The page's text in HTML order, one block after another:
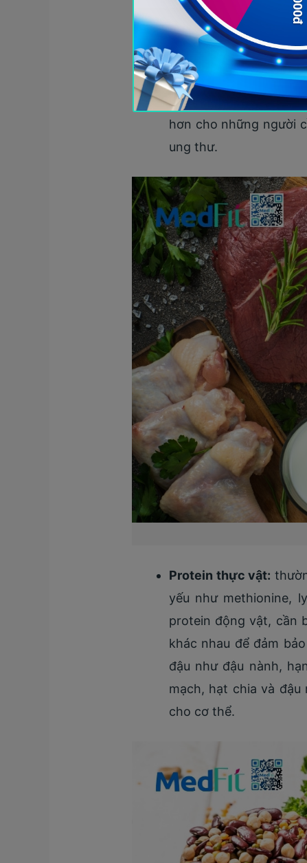
Protein động vật:
là
chế độ ăn uống.
trắng. Thịt đỏ chứa
cho người thiếu máu.
đề tim mạch. Ngược
hơn cho những người
ung thư.
Protein thực vật:
yếu như methionine,
protein động vật, cần
khác nhau để đảm
đậu như đậu nành,
mạch, hạt chia và
cho cơ thể.